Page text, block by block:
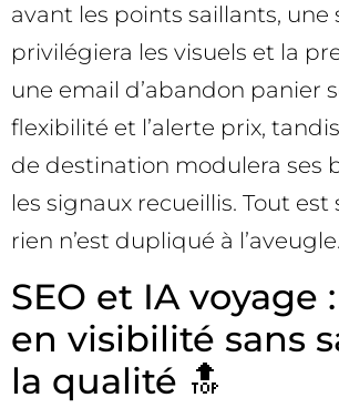
avant les points saillants, une
privilégiera les visuels et la
une email d’abandon panier
flexibilité et l’alerte prix,
de destination modulera ses
les signaux recueillis. Tout est
rien n’est dupliqué à
SEO et IA voyage
en visibilité sans
la qualité 🔝